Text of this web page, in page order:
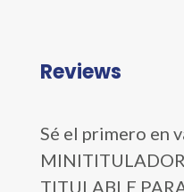
Reviews
Sé el primero en
TITULABLE